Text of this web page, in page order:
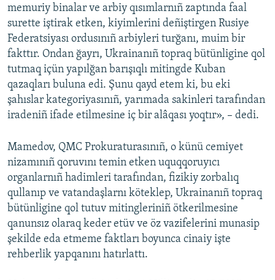
memuriy binalar ve arbiy qısımlarnıñ zaptında faal
surette iştirak etken, kiyimlerini deñiştirgen Rusiye
Federatsiyası ordusınıñ arbiyleri turğanı, muim bir
fakttır. Ondan ğayrı, Ukrainanıñ topraq bütünligine qol
tutmaq içün yapılğan barışıqlı mitingde Kuban
qazaqları buluna edi. Şunu qayd etem ki, bu eki
şahıslar kategoriyasınıñ, yarımada sakinleri tarafından
iradeniñ ifade etilmesine iç bir alâqası yoqtır», – dedi.
Mamedov, QMC Prokuraturasınıñ, o künü cemiyet
nizamınıñ qoruvını temin etken uquqqoruyıcı
organlarnıñ hadimleri tarafından, fizikiy zorbalıq
qullanıp ve vatandaşlarnı köteklep, Ukrainanıñ topraq
bütünligine qol tutuv mitingleriniñ ötkerilmesine
qanunsız olaraq keder etüv ve öz vazifelerini munasip
şekilde eda etmeme faktları boyunca cinaiy işte
rehberlik yapqanını hatırlattı.